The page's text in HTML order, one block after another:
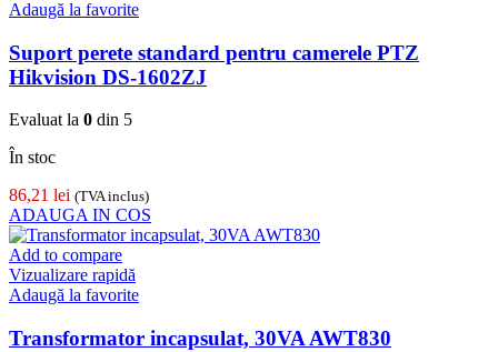
Adaugă la favorite
Suport perete standard pentru camerele PTZ
Hikvision DS-1602ZJ
Evaluat la 0 din 5
În stoc
86,21 lei (TVA inclus)
ADAUGA IN COS
Add to compare
Vizualizare rapidă
Adaugă la favorite
Transformator incapsulat, 30VA AWT830